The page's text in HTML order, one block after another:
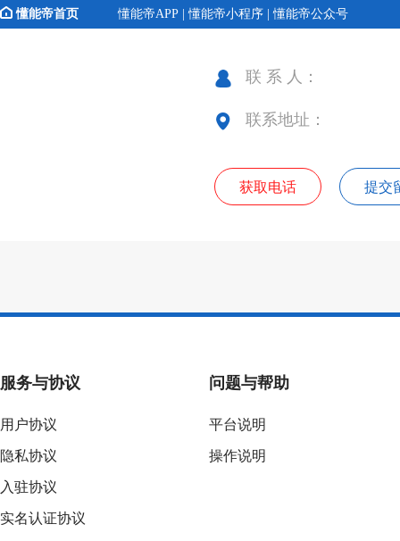
懂能帝首页 懂能帝APP | 懂能帝小程序 | 懂能帝公众号
联 系 人：
联系地址：
获取电话 提交
服务与协议
用户协议
隐私协议
入驻协议
实名认证协议
问题与帮助
平台说明
操作说明